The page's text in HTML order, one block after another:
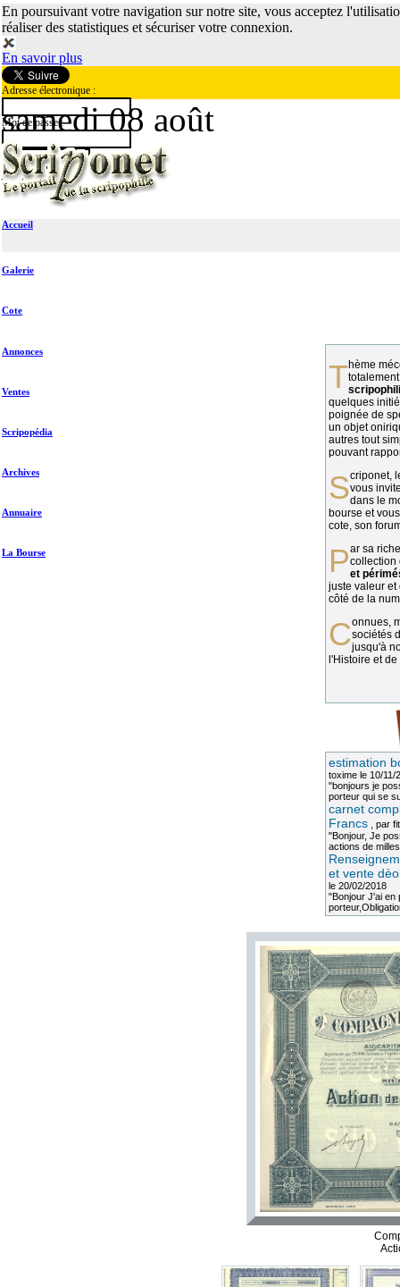
En poursuivant votre navigation sur notre site, vous acceptez
réaliser des statistiques et sécuriser votre connexion.
En savoir plus
Adresse électronique :
Mot de passe :
samedi 08 août
Accueil
Galerie
Cote
Annonces
Ventes
Scripopédia
Archives
Annuaire
La Bourse
Thème méconnu des collectionneurs et
quelques
poignée de
un objet
autres tout
pouvant
vous
dans le
bourse et
cote, son
Par sa richesse et sa diversité, lacollection
et
juste valeur et
côté de la
Connues, méconnues, ou inconnues, lessociétés
jusqu'à
l'Histoire et
estimation
toximele 10/11/
"bonjours je
porteur qui se
carnet
Francs, par
"Bonjour, Je
actions de
et vente
le 20/02/2018
"Bonjour J'ai en